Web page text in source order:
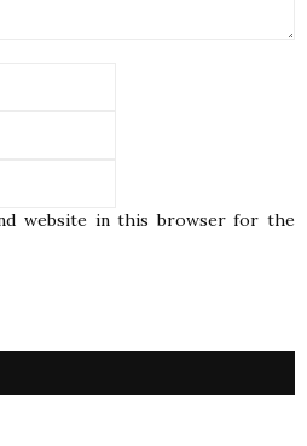
website in this browser for the